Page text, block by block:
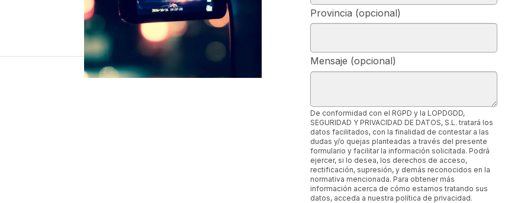
Provincia (opcional)
Mensaje (opcional)
De conformidad con el RGPD y la LOPDGDD,
SEGURIDAD Y PRIVACIDAD DE DATOS, S.L. tratará los
datos facilitados, con la finalidad de contestar a las
dudas y/o quejas planteadas a través del presente
formulario y facilitar la información solicitada. Podrá
ejercer, si lo desea, los derechos de acceso,
rectificación, supresión, y demás reconocidos en la
normativa mencionada. Para obtener más
información acerca de cómo estamos tratando sus
datos, acceda a nuestra política de privacidad.